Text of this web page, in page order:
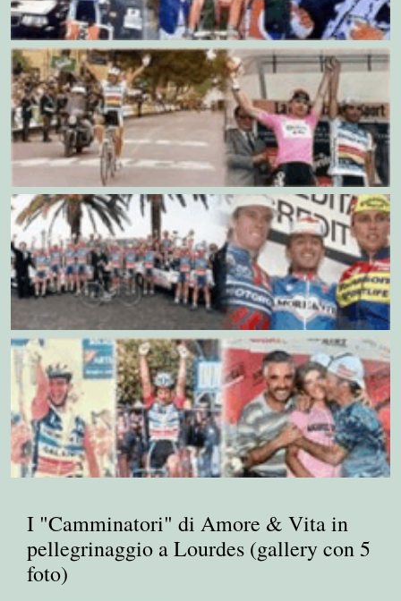
I "Camminatori" di Amore & Vita in
pellegrinaggio a Lourdes (gallery con 5
foto)